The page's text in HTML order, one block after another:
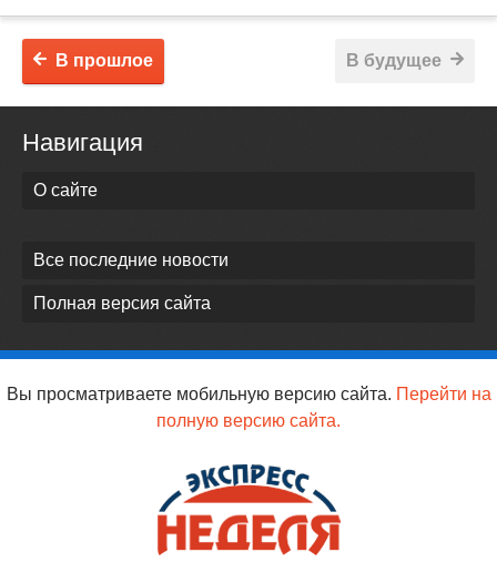
В будущее
В прошлое
Навигация
О сайте
Все последние новости
Полная версия сайта
Вы просматриваете мобильную версию сайта. Перейти на
полную версию сайта.